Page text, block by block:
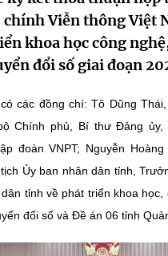
triển
học và Công nghệ
tạo
số
tuệ
đo lường, chất lượng
bản
QPPL
chỉ đạo điều hành
người dân về dự thảo
và Công nghệ
số
chính Viễn thông Việt
khoa học công
đổi số giai đoạn
các đồng chí: Tô Dũng
Chính phủ, Bí thư Đảng ủy,
đoàn VNPT; Nguyễn
Ủy ban nhân dân tỉnh,
tỉnh về phát triển khoa
đổi số và Đề án 06 tỉnh